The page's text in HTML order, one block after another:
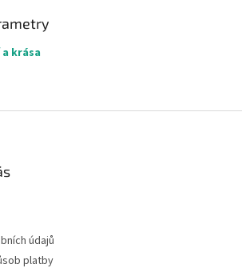
krása
údajů
platby